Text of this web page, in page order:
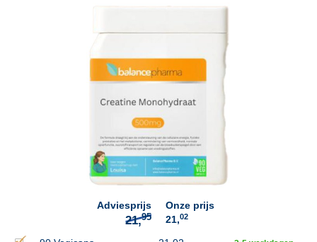
Adviesprijs
21,
Onze prijs
21,02